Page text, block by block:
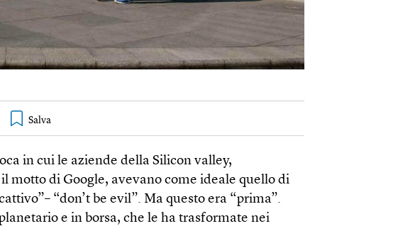
in cui le aziende della Silicon valley,
motto di Google, avevano come ideale quello di
“don’t be evil”. Ma questo era “prima”.
e in borsa, che le ha trasformate nei